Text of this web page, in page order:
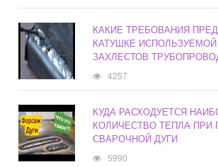
КАКИЕ ТРЕБОВАНИЯ
КАТУШКЕ
ЗАХЛЕСТОВ
4257
КУДА РАСХОДУЕТСЯ
КОЛИЧЕСТВО ТЕПЛА ПРИ
СВАРОЧНОЙ ДУГИ
5990